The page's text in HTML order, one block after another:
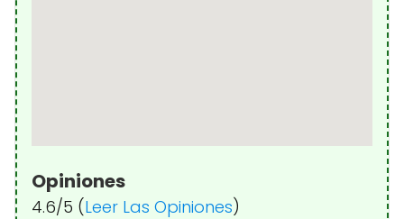
Opiniones
4.6/5 (Leer Las Opiniones)